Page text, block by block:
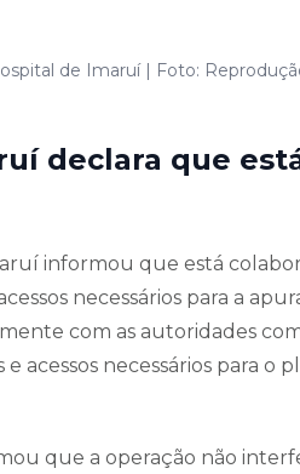
de Imaruí | Foto:
declara que
informou que está
necessários para a
com as autoridades
acessos necessários para o
que a operação não